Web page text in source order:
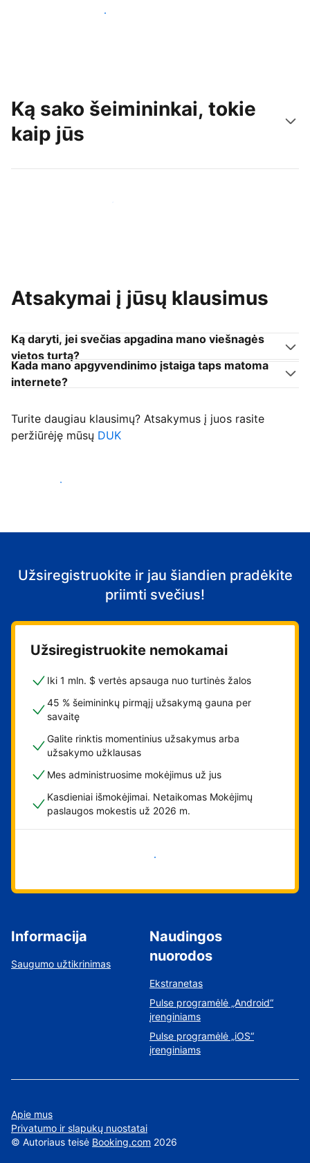
Pritraukti naujų svečių šiandien
Ką sako šeimininkai, tokie
kaip jūs
Prisijungti prie panašių šeimininkų
Atsakymai į jūsų klausimus
Ką daryti, jei svečias apgadina mano viešnagės
vietos turtą?
Kada mano apgyvendinimo įstaiga taps matoma
internete?
Turite daugiau klausimų? Atsakymus į juos rasite
peržiūrėję mūsų DUK
Priimti svečius
Užsiregistruokite ir jau šiandien pradėkite
priimti svečius!
Užsiregistruokite nemokamai
Iki 1 mln. $ vertės apsauga nuo turtinės žalos
45 % šeimininkų pirmąjį užsakymą gauna per
savaitę
Galite rinktis momentinius užsakymus arba
užsakymo užklausas
Mes administruosime mokėjimus už jus
Kasdieniai išmokėjimai. Netaikomas Mokėjimų
paslaugos mokestis už 2026 m.
Pradėti
Informacija
Saugumo užtikrinimas
Naudingos
nuorodos
Ekstranetas
Pulse programėlė „Android“
įrenginiams
Pulse programėlė „iOS“
įrenginiams
Apie mus
Privatumo ir slapukų nuostatai
© Autoriaus teisė Booking.com 2026